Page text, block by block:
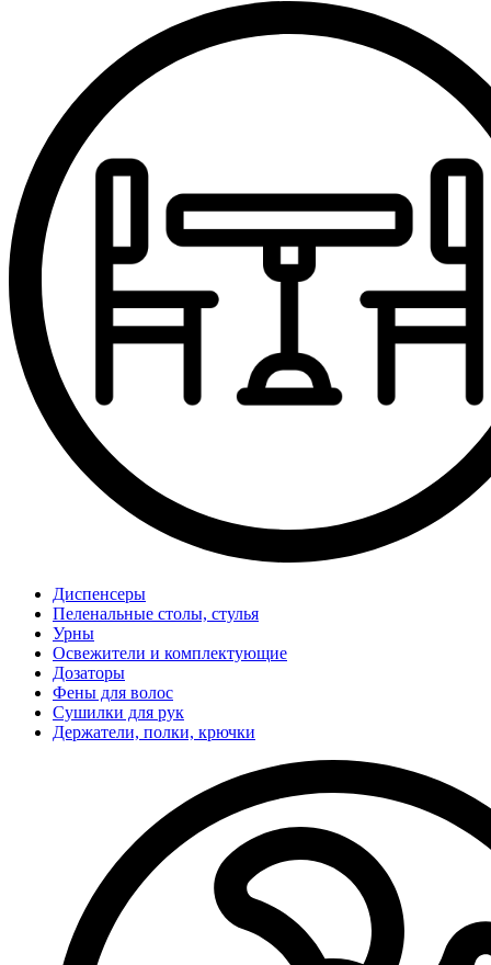
Диспенсеры
Пеленальные столы, стулья
Урны
Освежители и комплектующие
Дозаторы
Фены для волос
Сушилки для рук
Держатели, полки, крючки